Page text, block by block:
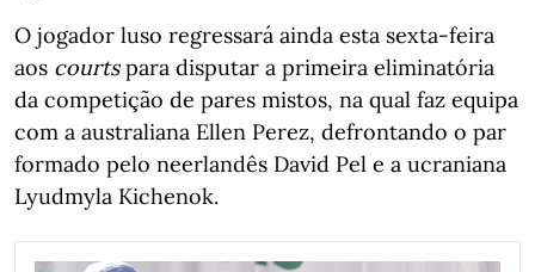
O jogador luso regressará ainda esta sexta-feira
aos courtspara disputar a primeira eliminatória
da competição de pares mistos, na qual faz equipa
com a australiana Ellen Perez, defrontando o par
formado pelo neerlandês David Pel e a ucraniana
Lyudmyla Kichenok.